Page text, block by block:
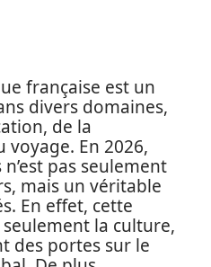
française est un
divers domaines,
de la
En 2026,
pas seulement
mais un véritable
En effet, cette
la culture,
des portes sur le